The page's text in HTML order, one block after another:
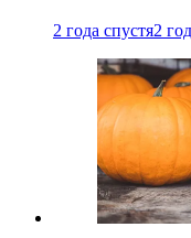
2 года спустя2